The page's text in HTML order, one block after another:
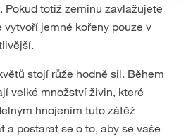
Pokud totiž zeminu zavlažujete
vytvoří jemné kořeny pouze v
stojí růže hodně sil. Během
velké množství živin, které
hnojením tuto zátěž
a postarat se o to, aby se vaše